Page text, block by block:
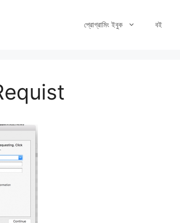
প্রোগ্রামিং ইবুক বই